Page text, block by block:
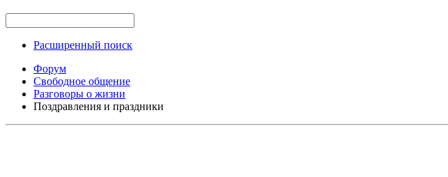
Расширенный поиск
Форум
Свободное общение
Разговоры о жизни
Поздравления и праздники